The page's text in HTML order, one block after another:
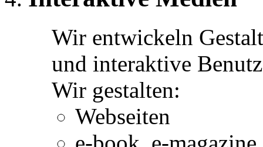
Wir entwickeln
und interaktive
Wir gestalten:
Webseiten